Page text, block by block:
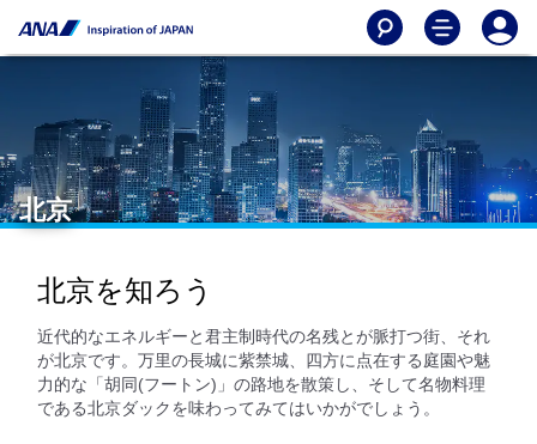
北京
北京を知ろう
近代的なエネルギーと君主制時代の名残とが脈打つ街、それ
が北京です。万里の長城に紫禁城、四方に点在する庭園や魅
力的な「胡同(フートン)」の路地を散策し、そして名物料理
である北京ダックを味わってみてはいかがでしょう。